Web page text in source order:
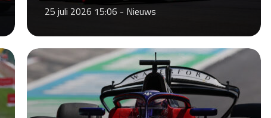
25 juli 2026 15:06 - Nieuws